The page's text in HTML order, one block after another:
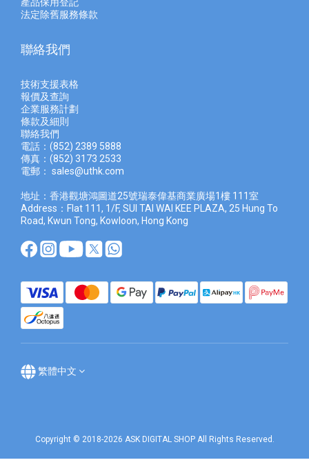
法定除舊服務條款
聯絡我們
技術支援表格
報價及查詢
企業服務計劃
條款及細則
聯絡我們
電話：(852) 2389 5888
傳真：(852) 3173 2533
電郵： sales@uthk.com
地址：香港觀塘鴻圖道25號瑞泰偉基商業廣場1樓 111室
Address：Flat 111, 1/F, SUI TAI WAI KEE PLAZA, 25 Hung To
Road, Kwun Tong, Kowloon, Hong Kong
繁體中文
Copyright © 2018-2026 ASK DIGITAL SHOP All Rights Reserved.